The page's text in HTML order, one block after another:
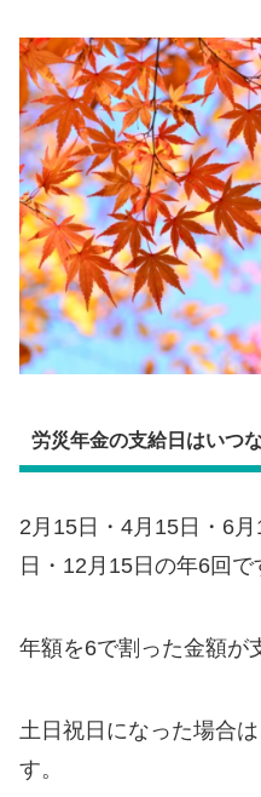
労災年金の支給日はいつ
2月15日・4月15日・6
日・12月15日の年6回で
年額を6で割った金額が
土日祝日になった場合
す。